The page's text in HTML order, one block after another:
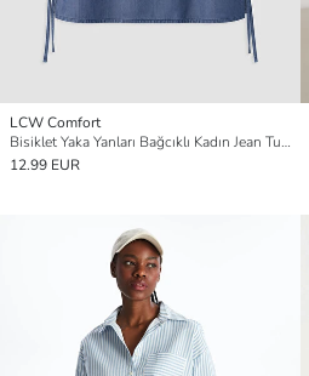
LCW Comfort
Bisiklet Yaka Yanları Bağcıklı Kadın Jean Tunik
12.99 EUR